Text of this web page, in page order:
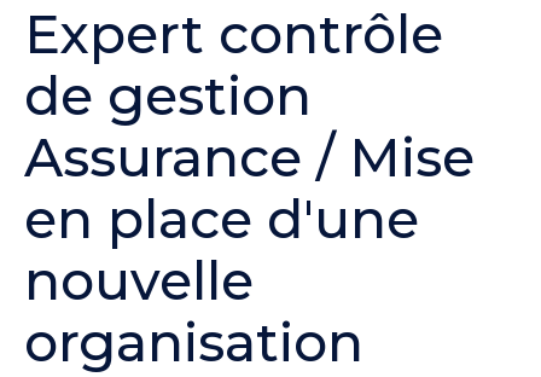
Expert contrôle
de gestion
Assurance / Mise
en place d'une
nouvelle
organisation